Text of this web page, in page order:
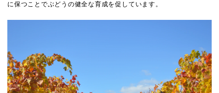
に保つことでぶどうの健全な育成を促しています。